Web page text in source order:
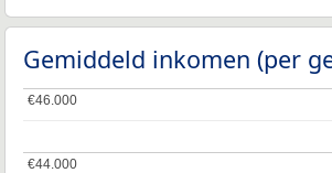
Gemiddeld inkomen (per
€44.000
€44.000
€46.000
€46.000